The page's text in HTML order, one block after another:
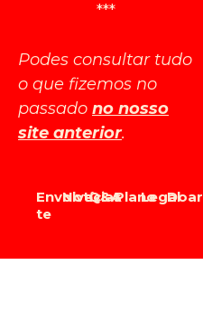
***
Podes consultar tudo
o que fizemos no
passado no nosso
site anterior.
Envolve-
te
Notícias
Q&APlanoLegalDoar